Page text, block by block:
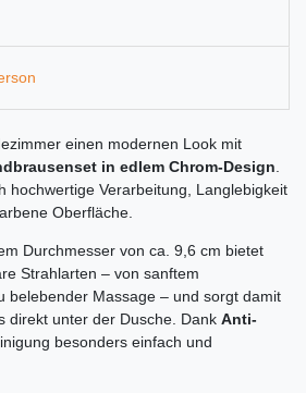
einen modernen Look mit
in edlem Chrom-Design.
hochwertige Verarbeitung, Langlebigkeit
Oberfläche.
Durchmesser von ca. 9,6 cm bietet
Strahlarten – von sanftem
belebender Massage – und sorgt damit
direkt unter der Dusche. Dank Anti-
besonders einfach und